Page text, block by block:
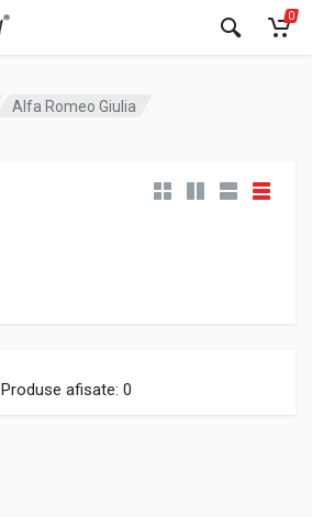
0
Alfa Romeo Giulia
Produse afisate: 0